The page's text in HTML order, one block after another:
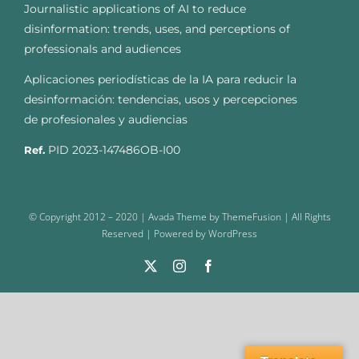
Journalistic applications of AI to reduce
disinformation: trends, uses, and perceptions of
professionals and audiences
Aplicaciones periodísticas de la IA para reducir la
desinformación: tendencias, usos y percepciones
de profesionales y audiencias
Ref. PID 2023-147486OB-I00
© Copyright 2012 – 2020 | Avada Theme by ThemeFusion | All Rights
Reserved | Powered by WordPress